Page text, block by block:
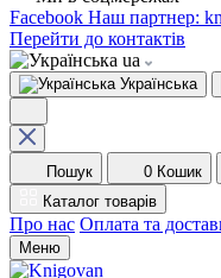
Facebook Наш партнер:
Перейти до контактів
ua
Українська
Пошук 0 Кошик
Каталог товарів
Про нас Оплата та
Меню